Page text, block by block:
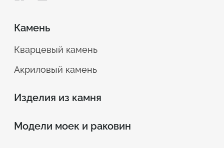
9010 Корсика
9050 Грис Фонсе N-010 White
Камень
Кварцевый камень
Акриловый камень
Изделия из камня
Модели моек и раковин